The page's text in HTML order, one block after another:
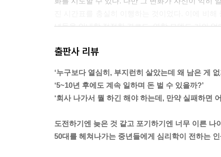
년들을 안내할 적절한 경로도, 역할 모델도 거의
고 성장시켜온 것이 무엇인지 발견해내는 작업이
중년기는 자신의 인생에 대한 깊은 회고를 하며,
관과 목표, 과거의 선택들을 돌아보고 자신이 포
의 재능이 발휘되었는가? 나의 가치 기준은 무엇
답을 찾을 수 없는 질문을 스스로에게 던져야 한다.
출판사 리뷰
‘누구보다 열심히, 부지런히 살았는데 왜 남은 게 없
‘5~10년 후에도 계속 일하며 돈 벌 수 있을까?’
‘회사 나가서 뭘 하긴 해야 하는데, 만약 실패하면
도전하기엔 늦은 것 같고 포기하기엔 너무 이른 나
50대를 헤쳐나가는 중년들에게 심리학이 전하는